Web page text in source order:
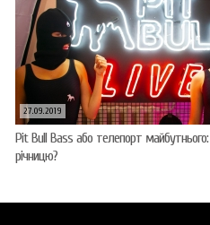
27.09.2019
Pit Bull Bass або телепорт
річницю?